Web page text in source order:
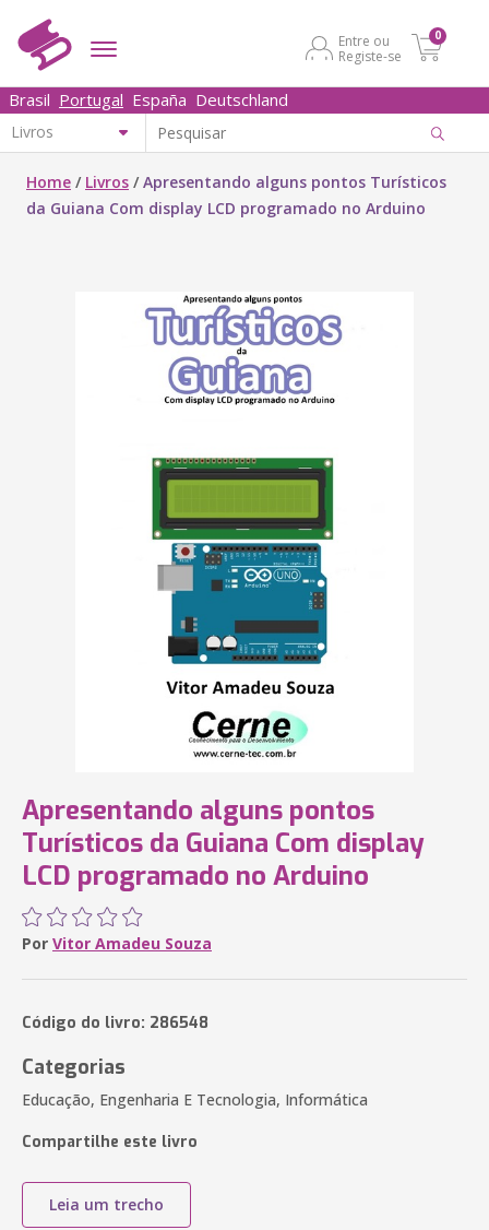
Entre ou
Registe-se
0
Brasil Portugal España Deutschland
Home / Livros /Apresentando alguns pontos Turísticos
da Guiana Com display LCD programado no Arduino
Apresentando alguns pontos
Turísticos da Guiana Com display
LCD programado no Arduino
Por Vitor Amadeu Souza
Código do livro: 286548
Categorias
Educação, Engenharia E Tecnologia, Informática
Compartilhe este livro
Leia um trecho